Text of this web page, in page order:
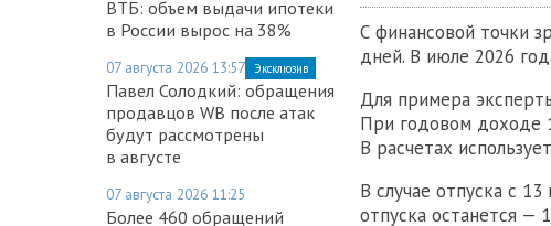
ВТБ: объем выдачи ипотеки
в России вырос на 38%
07 августа 2026 13:57 Эксклюзив
Павел Солодкий: обращения
продавцов WB после атак
будут рассмотрены
в августе
07 августа 2026 11:25
Более 460 обращений
С финансовой точки
дней. В июле 2026
Для примера
При годовом доходе
В расчетах
В случае отпуска с
отпуска останется —